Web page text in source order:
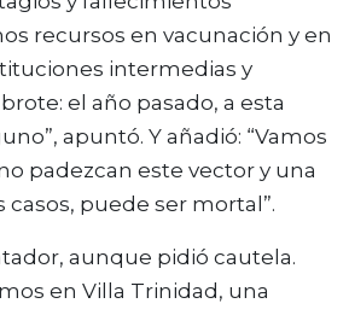
recursos en vacunación y en
intermedias y
el año pasado, a esta
apuntó. Y añadió: “Vamos
padezcan este vector y una
puede ser mortal”.
aunque pidió cautela.
en Villa Trinidad, una